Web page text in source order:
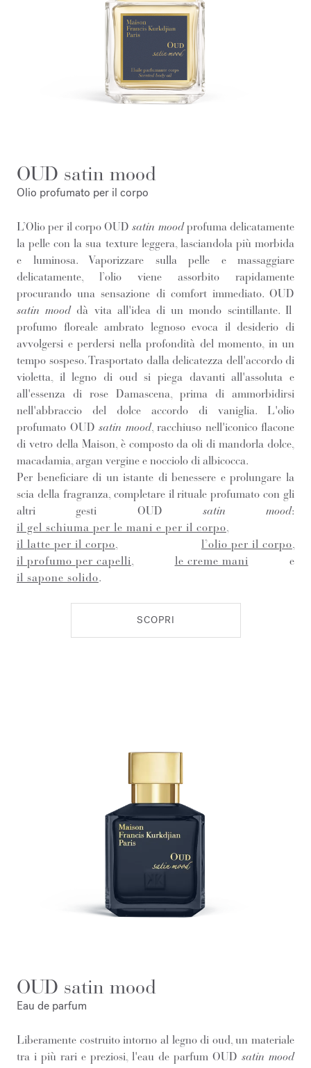
OUD satin mood
Olio profumato per il corpo
L’Olio per il corpo OUDsatin moodprofuma delicatamente
la pelle con la sua texture leggera, lasciandola più morbida
e luminosa. Vaporizzare sulla pelle e massaggiare
delicatamente, l’olio viene assorbito rapidamente
procurando una sensazione di comfort immediato. OUD
satin mooddà vita all'idea di un mondo scintillante. Il
profumo floreale ambrato legnoso evoca il desiderio di
avvolgersi e perdersi nella profondità del momento, in un
tempo sospeso. Trasportato dalla delicatezza dell'accordo di
violetta, il legno di oud si piega davanti all'assoluta e
all'essenza di rose Damascena, prima di ammorbidirsi
nell'abbraccio del dolce accordo di vaniglia. L'olio
profumato OUD satin mood, racchiuso nell'iconico flacone
di vetro della Maison, è composto da oli di mandorla dolce,
macadamia, argan vergine e nocciolo di albicocca.
Per beneficiare di un istante di benessere e prolungare la
scia della fragranza, completare il rituale profumato con gli
altri gesti OUD satin mood:
il gel schiuma per le mani e per il corpo
il latte per il corpo
l’olio per il corpo
il profumo per capelli
le creme mani e
il sapone solido.
SCOPRI
OUD satin mood
Eau de parfum
Liberamente costruito intorno al legno di oud, un materiale
tra i più rari e preziosi, l'eau de parfum OUD satin mood